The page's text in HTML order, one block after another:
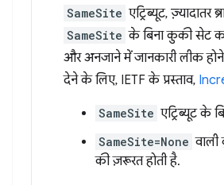
SameSite एट्रिब्यूट,
SameSite के बिना कुकी सेट
और अनजाने में जानकारी लीक
देने के लिए, IETF के प्रस्ताव,
SameSite एट्रिब्यूट के
SameSite=None
की ज़रूरत होती है.